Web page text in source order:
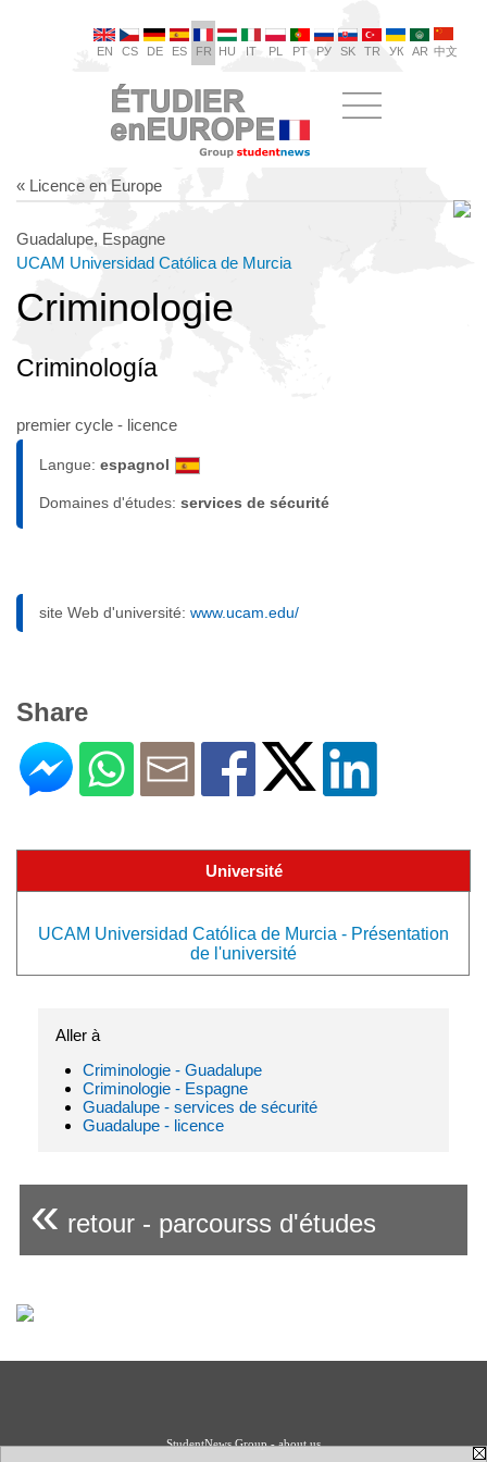
EN CS DE ES FR HU IT PL PT РУ SK TR УК AR 中文
« Licence en Europe
Guadalupe, Espagne
UCAM Universidad Católica de Murcia
Criminologie
Criminología
premier cycle - licence
Langue: espagnol
Domaines d'études: services de sécurité
site Web d'université: www.ucam.edu/
Share
Université
UCAM Universidad Católica de Murcia - Présentation
de l'université
Aller à
Criminologie - Guadalupe
Criminologie - Espagne
Guadalupe - services de sécurité
Guadalupe - licence
« retour - parcourss d'études
StudentNews Group - about us